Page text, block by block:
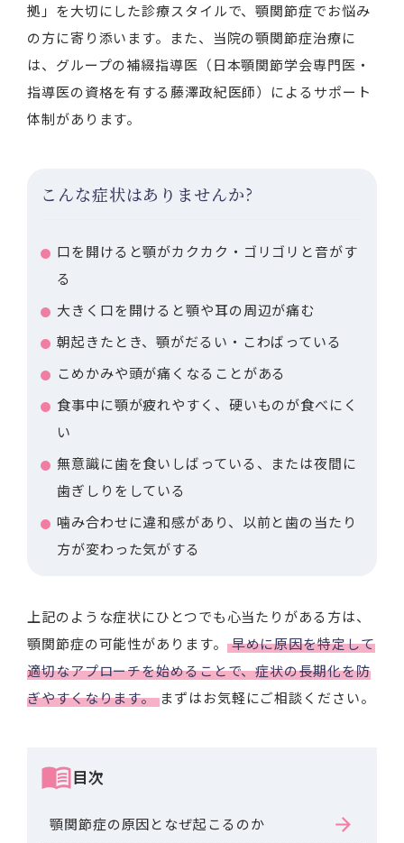
拠」を大切にした診療スタイルで、顎関節症でお悩み
の方に寄り添います。また、当院の顎関節症治療に
は、グループの補綴指導医（日本顎関節学会専門医・
指導医の資格を有する藤澤政紀医師）によるサポート
体制があります。
こんな症状はありませんか?
口を開けると顎がカクカク・ゴリゴリと音がす
る
大きく口を開けると顎や耳の周辺が痛む
朝起きたとき、顎がだるい・こわばっている
こめかみや頭が痛くなることがある
食事中に顎が疲れやすく、硬いものが食べにく
い
無意識に歯を食いしばっている、または夜間に
歯ぎしりをしている
噛み合わせに違和感があり、以前と歯の当たり
方が変わった気がする
上記のような症状にひとつでも心当たりがある方は、
顎関節症の可能性があります。
早めに原因を特定して
適切なアプローチを始めることで、症状の長期化を防
ぎやすくなります。 まずはお気軽にご相談ください。
目次
顎関節症の原因となぜ起こるのか